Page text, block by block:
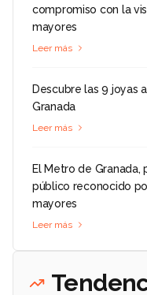
compromiso con la
mayores
Leer más
Descubre las 9 joyas
Granada
Leer más
El Metro de
público reconocido
mayores
Leer más